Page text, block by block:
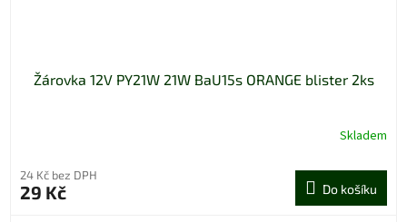
Žárovka 12V PY21W 21W BaU15s ORANGE blister 2ks
Skladem
24 Kč bez DPH
29 Kč Do košíku